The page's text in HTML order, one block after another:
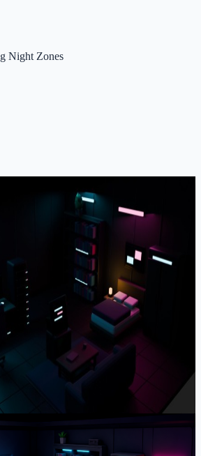
Night Zones
GLB 加载成功，博
Three Fiber glTFWebGL3D赛博朋克
站建设
房间替换成 Blender GLB 后，模型能
热点、镜头和家具交互却集体消失。
契约、运行时绑定和完整 UV 平面把